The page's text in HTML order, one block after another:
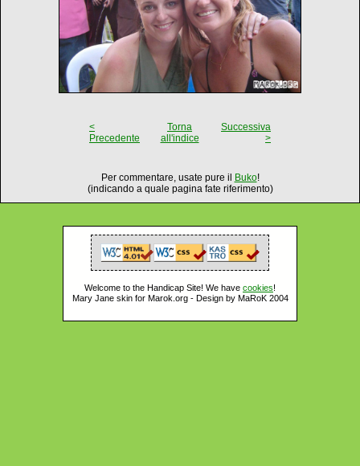
<
Precedente
Torna
all'indice
Successiva
>
Per commentare, usate pure il Buko!
(indicando a quale pagina fate riferimento)
Welcome to the Handicap Site! We have cookies!
Mary Jane skin for Marok.org - Design by MaRoK 2004